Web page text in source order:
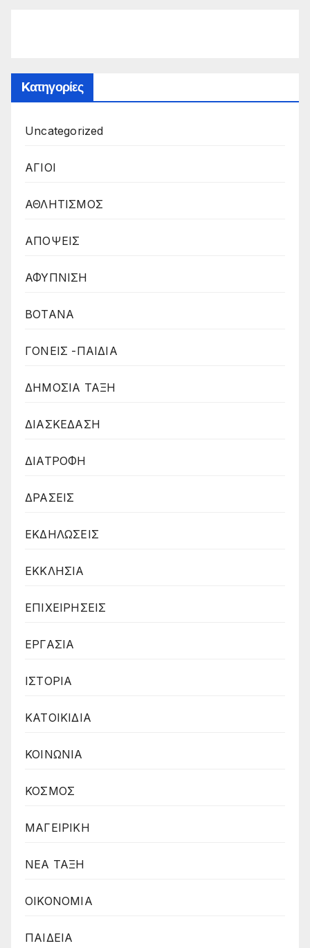
Kατηγορίες
Uncategorized
ΑΓΙΟΙ
ΑΘΛΗΤΙΣΜΟΣ
ΑΠΟΨΕΙΣ
ΑΦΥΠΝΙΣΗ
ΒΟΤΑΝΑ
ΓΟΝΕΙΣ -ΠΑΙΔΙΑ
ΔΗΜΟΣΙΑ ΤΑΞΗ
ΔΙΑΣΚΕΔΑΣΗ
ΔΙΑΤΡΟΦΗ
ΔΡΑΣΕΙΣ
ΕΚΔΗΛΩΣΕΙΣ
ΕΚΚΛΗΣΙΑ
ΕΠΙΧΕΙΡΗΣΕΙΣ
ΕΡΓΑΣΙΑ
ΙΣΤΟΡΙΑ
ΚΑΤΟΙΚΙΔΙΑ
ΚΟΙΝΩΝΙΑ
ΚΟΣΜΟΣ
ΜΑΓΕΙΡΙΚΗ
ΝΕΑ ΤΑΞΗ
ΟΙΚΟΝΟΜΙΑ
ΠΑΙΔΕΙΑ